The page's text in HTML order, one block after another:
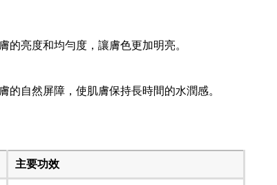
亮度和均勻度，讓膚色更加明亮。
自然屏障，使肌膚保持長時間的水潤感。
主要功效